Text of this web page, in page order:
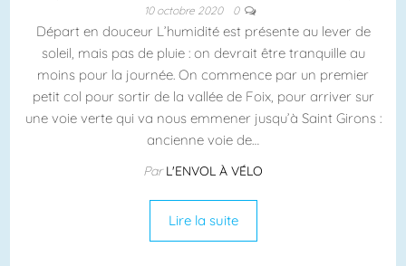
10 octobre 2020 0
Départ en douceur L’humidité est présente au lever de
soleil, mais pas de pluie : on devrait être tranquille au
moins pour la journée. On commence par un premier
petit col pour sortir de la vallée de Foix, pour arriver sur
une voie verte qui va nous emmener jusqu’à Saint Girons :
ancienne voie de…
ParL'ENVOL À VÉLO
Lire la suite